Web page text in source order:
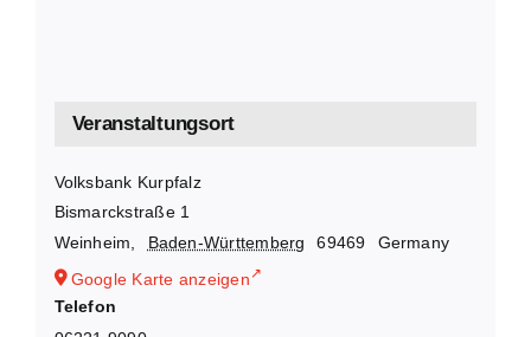
Veranstaltungsort
Volksbank Kurpfalz
Bismarckstraße 1
Weinheim
Baden-Württemberg 69469
Germany
Google Karte anzeigen
Telefon